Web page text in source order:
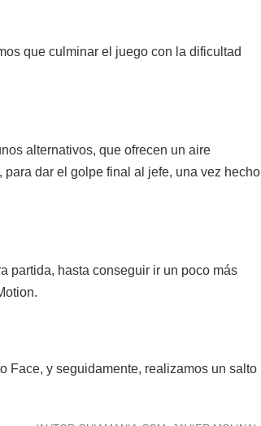
que culminar el juego con la dificultad
alternativos, que ofrecen un aire
dar el golpe final al jefe, una vez hecho
partida, hasta conseguir ir un poco más
Face, y seguidamente, realizamos un salto